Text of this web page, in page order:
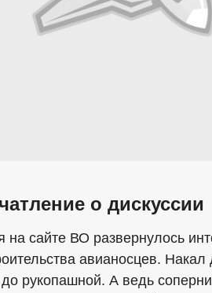
о дискуссии
на сайте ВО развернулось
авианосцев.
рукопашной. А ведь